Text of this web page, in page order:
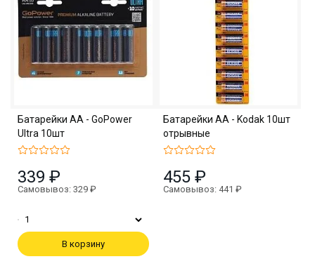
Батарейки АА - GoPower
Ultra 10шт
339 ₽
Самовывоз: 329 ₽
В корзину
Батарейки АА - Kodak 10шт
отрывные
455 ₽
Самовывоз: 441 ₽